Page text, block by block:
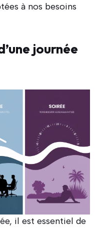
à nos besoins
journée
il est essentiel de